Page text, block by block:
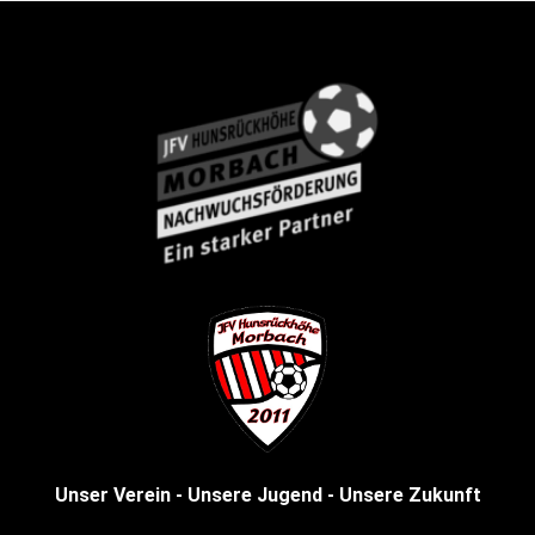
Unser Verein - Unsere Jugend - Unsere Zukunft